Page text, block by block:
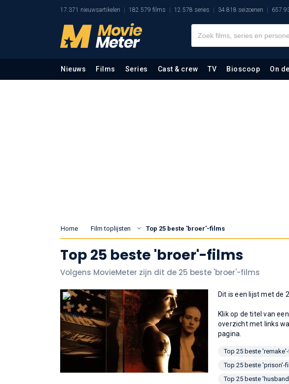
17.371 nieuwsartikelen 182.579 films 12.578 series 34.818 seizoenen
Nieuws Films Series Cast & crew TV Bioscoop On
Home Film toplijsten Top 25 beste 'broer'-films
Top 25 beste 'broer'-films
Volgens MovieMeter zijn dit de 25 beste 'broer'-films
Dit is een lijst met de
Klik op de titel van
overzicht met links
pagina.
Top 25 beste
Top 25 beste 'prison'-
Top 25 beste